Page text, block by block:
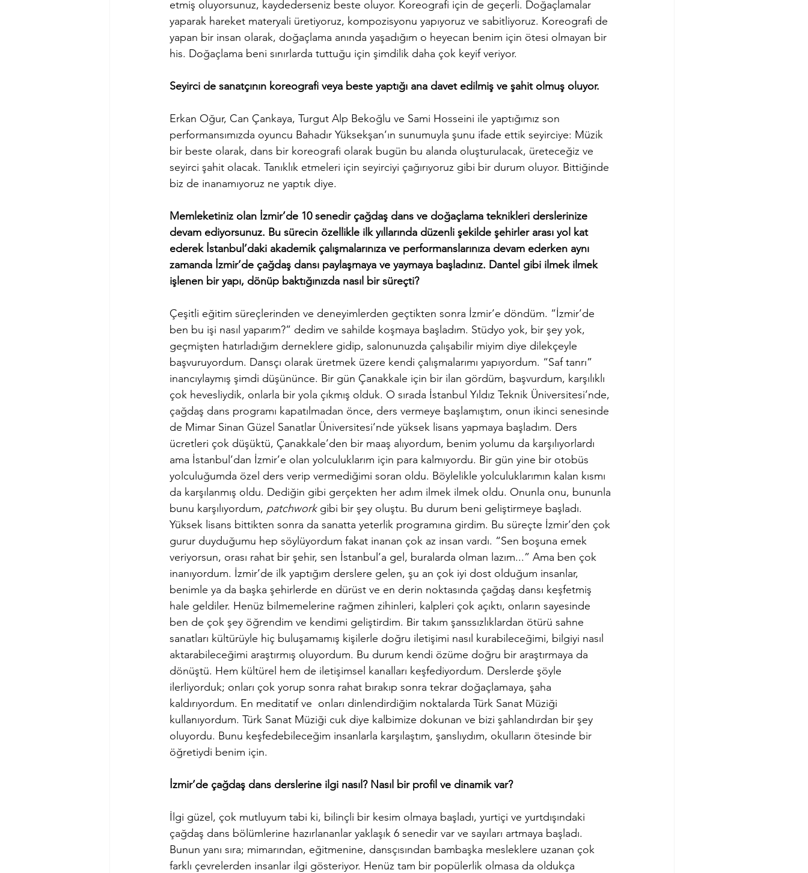
etmiş oluyorsunuz, kaydederseniz beste oluyor. Koreografi için de geçerli. Doğaçlamalar
yaparak hareket materyali üretiyoruz, kompozisyonu yapıyoruz ve sabitliyoruz. Koreografi de
yapan bir insan olarak, doğaçlama anında yaşadığım o heyecan benim için ötesi olmayan bir
his. Doğaçlama beni sınırlarda tuttuğu için şimdilik daha çok keyif veriyor.
Seyirci de sanatçının koreografi veya beste yaptığı ana davet edilmiş ve şahit olmuş oluyor.
Erkan Oğur, Can Çankaya, Turgut Alp Bekoğlu ve Sami Hosseini ile yaptığımız son
performansımızda oyuncu Bahadır Yüksekşan’ın sunumuyla şunu ifade ettik seyirciye: Müzik
bir beste olarak, dans bir koreografi olarak bugün bu alanda oluşturulacak, üreteceğiz ve
seyirci şahit olacak. Tanıklık etmeleri için seyirciyi çağırıyoruz gibi bir durum oluyor. Bittiğinde
biz de inanamıyoruz ne yaptık diye.
Memleketiniz olan İzmir’de 10 senedir çağdaş dans ve doğaçlama teknikleri derslerinize
devam ediyorsunuz. Bu sürecin özellikle ilk yıllarında düzenli şekilde şehirler arası yol kat
ederek İstanbul’daki akademik çalışmalarınıza ve performanslarınıza devam ederken aynı
zamanda İzmir’de çağdaş dansı paylaşmaya ve yaymaya başladınız. Dantel gibi ilmek ilmek
işlenen bir yapı, dönüp baktığınızda nasıl bir süreçti?
Çeşitli eğitim süreçlerinden ve deneyimlerden geçtikten sonra İzmir’e döndüm. “İzmir’de
ben bu işi nasıl yaparım?” dedim ve sahilde koşmaya başladım. Stüdyo yok, bir şey yok,
geçmişten hatırladığım derneklere gidip, salonunuzda çalışabilir miyim diye dilekçeyle
başvuruyordum. Dansçı olarak üretmek üzere kendi çalışmalarımı yapıyordum. “Saf tanrı”
inancıylaymış şimdi düşününce. Bir gün Çanakkale için bir ilan gördüm, başvurdum, karşılıklı
çok hevesliydik, onlarla bir yola çıkmış olduk. O sırada İstanbul Yıldız Teknik Üniversitesi’nde,
çağdaş dans programı kapatılmadan önce, ders vermeye başlamıştım, onun ikinci senesinde
de Mimar Sinan Güzel Sanatlar Üniversitesi’nde yüksek lisans yapmaya başladım. Ders
ücretleri çok düşüktü, Çanakkale’den bir maaş alıyordum, benim yolumu da karşılıyorlardı
ama İstanbul’dan İzmir’e olan yolculuklarım için para kalmıyordu. Bir gün yine bir otobüs
yolculuğumda özel ders verip vermediğimi soran oldu. Böylelikle yolculuklarımın kalan kısmı
da karşılanmış oldu. Dediğin gibi gerçekten her adım ilmek ilmek oldu. Onunla onu, bununla
bunu karşılıyordum, patchwork gibi bir şey oluştu. Bu durum beni geliştirmeye başladı.
Yüksek lisans bittikten sonra da sanatta yeterlik programına girdim. Bu süreçte İzmir’den çok
gurur duyduğumu hep söylüyordum fakat inanan çok az insan vardı. “Sen boşuna emek
veriyorsun, orası rahat bir şehir, sen İstanbul’a gel, buralarda olman lazım...” Ama ben çok
inanıyordum. İzmir’de ilk yaptığım derslere gelen, şu an çok iyi dost olduğum insanlar,
benimle ya da başka şehirlerde en dürüst ve en derin noktasında çağdaş dansı keşfetmiş
hale geldiler. Henüz bilmemelerine rağmen zihinleri, kalpleri çok açıktı, onların sayesinde
ben de çok şey öğrendim ve kendimi geliştirdim. Bir takım şanssızlıklardan ötürü sahne
sanatları kültürüyle hiç buluşamamış kişilerle doğru iletişimi nasıl kurabileceğimi, bilgiyi nasıl
aktarabileceğimi araştırmış oluyordum. Bu durum kendi özüme doğru bir araştırmaya da
dönüştü. Hem kültürel hem de iletişimsel kanalları keşfediyordum. Derslerde şöyle
ilerliyorduk; onları çok yorup sonra rahat bırakıp sonra tekrar doğaçlamaya, şaha
kaldırıyordum. En meditatif ve  onları dinlendirdiğim noktalarda Türk Sanat Müziği
kullanıyordum. Türk Sanat Müziği cuk diye kalbimize dokunan ve bizi şahlandırdan bir şey
oluyordu. Bunu keşfedebileceğim insanlarla karşılaştım, şanslıydım, okulların ötesinde bir
öğretiydi benim için.
İzmir’de çağdaş dans derslerine ilgi nasıl? Nasıl bir profil ve dinamik var?
İlgi güzel, çok mutluyum tabi ki, bilinçli bir kesim olmaya başladı, yurtiçi ve yurtdışındaki
çağdaş dans bölümlerine hazırlananlar yaklaşık 6 senedir var ve sayıları artmaya başladı.
Bunun yanı sıra; mimarından, eğitmenine, dansçısından bambaşka mesleklere uzanan çok
farklı çevrelerden insanlar ilgi gösteriyor. Henüz tam bir popülerlik olmasa da oldukça